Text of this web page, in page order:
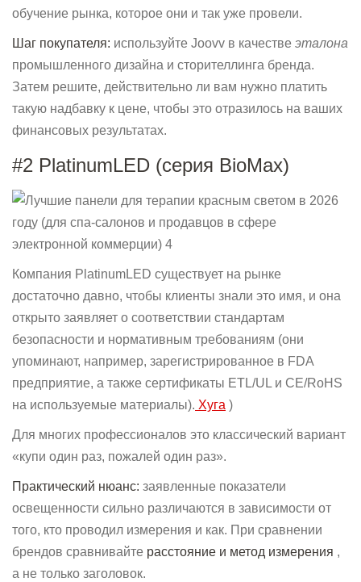
обучение рынка, которое они и так уже провели.
Шаг покупателя: используйте Joovv в качестве эталона
промышленного дизайна и сторителлинга бренда.
Затем решите, действительно ли вам нужно платить
такую ​​надбавку к цене, чтобы это отразилось на ваших
финансовых результатах.
#2 PlatinumLED (серия BioMax)
Компания PlatinumLED существует на рынке
достаточно давно, чтобы клиенты знали это имя, и она
открыто заявляет о соответствии стандартам
безопасности и нормативным требованиям (они
упоминают, например, зарегистрированное в FDA
предприятие, а также сертификаты ETL/UL и CE/RoHS
на используемые материалы). Хуга )
Для многих профессионалов это классический вариант
«купи один раз, пожалей один раз».
Практический нюанс: заявленные показатели
освещенности сильно различаются в зависимости от
того, кто проводил измерения и как. При сравнении
брендов сравнивайте расстояние и метод измерения ,
а не только заголовок.